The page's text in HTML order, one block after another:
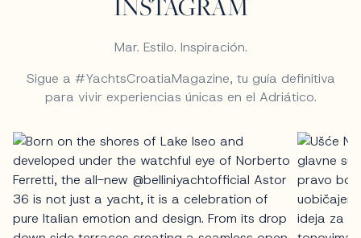
Mar. Estilo. Inspiración.
Sigue a #YachtsCroatiaMagazine, tu guía definitiva
para vivir experiencias únicas en el Adriático.